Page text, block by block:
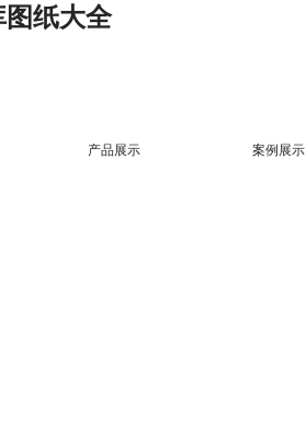
纸大全
产品展示 案例展示